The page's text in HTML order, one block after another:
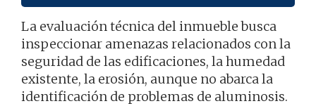
La evaluación técnica del inmueble busca
inspeccionar amenazas relacionados con la
seguridad de las edificaciones, la humedad
existente, la erosión, aunque no abarca la
identificación de problemas de aluminosis.